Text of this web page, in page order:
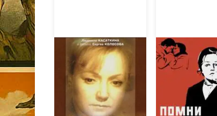
Вызываем огонь на
себя
Помни имя